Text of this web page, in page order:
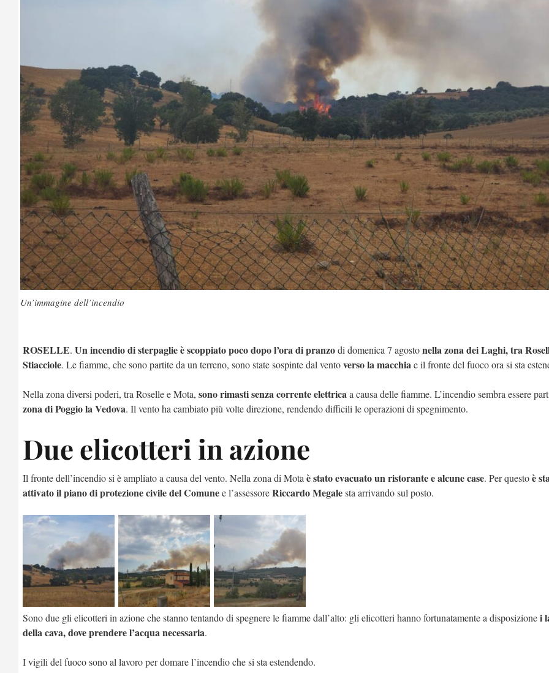
Un’immagine dell’incendio
ROSELLE. Un incendio di sterpaglie è scoppiato poco dopo l’ora di pranzodi domenica 7 agostonella zona dei Laghi, tra
Stiacciole. Le fiamme, che sono partite da un terreno, sono state sospinte dal ventoverso la macchiae il fronte del fuoco ora si sta
Nella zona diversi poderi, tra Roselle e Mota, sono rimasti senza corrente elettricaa causa delle fiamme. L’incendio sembra essere
zona di Poggio la Vedova. Il vento ha cambiato più volte direzione, rendendo difficili le operazioni di spegnimento.
Due elicotteri in azione
Il fronte dell’incendio si è ampliato a causa del vento. Nella zona di Mota è stato evacuato un ristorante e alcune case. Per questoè
attivato il piano di protezione civile del Comunee l’assessoreRiccardo Megalesta arrivando sul posto.
Sono due gli elicotteri in azione che stanno tentando di spegnere le fiamme dall’alto: gli elicotteri hanno fortunatamente a disposizionei
della cava, dove prendere l’acqua necessaria.
I vigili del fuoco sono al lavoro per domare l’incendio che si sta estendendo.